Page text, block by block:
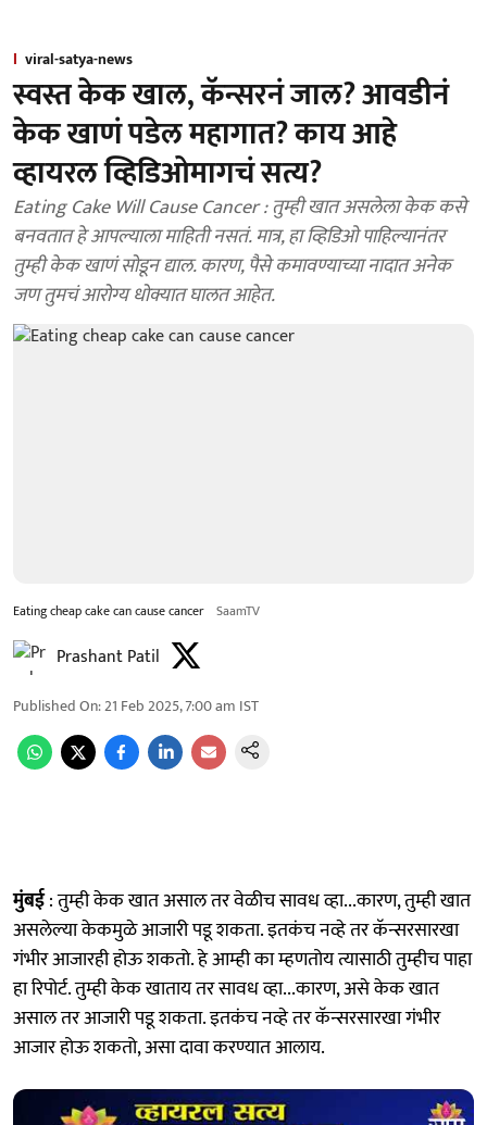
viral-satya-news
स्वस्त केक खाल, कॅन्सरनं जाल? आवडीनं
केक खाणं पडेल महागात? काय आहे
व्हायरल व्हिडिओमागचं सत्य?
Eating Cake Will Cause Cancer : तुम्ही खात असलेला केक कसे
बनवतात हे आपल्याला माहिती नसतं. मात्र, हा व्हिडिओ पाहिल्यानंतर
तुम्ही केक खाणं सोडून द्याल. कारण, पैसे कमावण्याच्या नादात अनेक
जण तुमचं आरोग्य धोक्यात घालत आहेत.
Eating cheap cake can cause cancer SaamTV
Prashant Patil
Published On:21 Feb 2025, 7:00 am IST
मुंबई: तुम्ही केक खात असाल तर वेळीच सावध व्हा...कारण, तुम्ही खात
असलेल्या केकमुळे आजारी पडू शकता. इतकंच नव्हे तर कॅन्सरसारखा
गंभीर आजारही होऊ शकतो. हे आम्ही का म्हणतोय त्यासाठी तुम्हीच पाहा
हा रिपोर्ट. तुम्ही केक खाताय तर सावध व्हा...कारण, असे केक खात
असाल तर आजारी पडू शकता. इतकंच नव्हे तर कॅन्सरसारखा गंभीर
आजार होऊ शकतो, असा दावा करण्यात आलाय.